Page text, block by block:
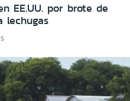
EE.UU. por brote de
lechugas